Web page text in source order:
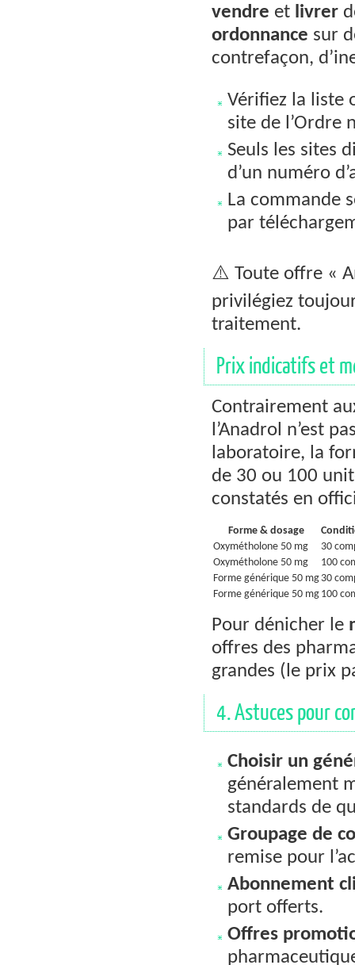
vendre et livrer
ordonnance sur
contrefaçon,
Vérifiez la liste
site de l’Ordre
Seuls les sites
d’un numéro
La commande
par
⚠️ Toute offre «
privilégiez
traitement.
Prix indicatifs et
Contrairement
l’Anadrol n’est
laboratoire, la
de 30 ou 100
constatés en
Forme & dosage
Oxymétholone 50 mg
30
Oxymétholone 50 mg
100
Forme générique 50 mg 30
Forme générique 50 mg 100
Pour dénicher le
offres des
grandes (le prix
4. Astuces pour
Choisir un
généralement
standards de
Groupage de
remise pour
Abonnement
port offerts.
Offres